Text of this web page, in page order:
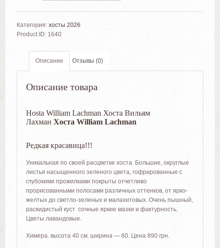
Категория: хосты 2026
Product ID: 1640
Описание Отзывы (0)
Описание товара
Hosta William Lachman Хоста Вильям
Лахман Хоста William Lachman
Редкая красавица!!!
Уникальная по своей расцветке хоста. Большие, округлые
листья насыщенного зеленого цвета, гофрированные с
глубокими прожилками покрыты отчетливо
прорисованными полосами различных оттенков, от ярко-
желтых до светло-зеленых и малахитовых. Очень пышный,
раскидистый куст сочные яркие мазки и фактурность.
Цветы лавандовые.
Химера. высота 40 см. ширина — 60. Цена 890 грн.